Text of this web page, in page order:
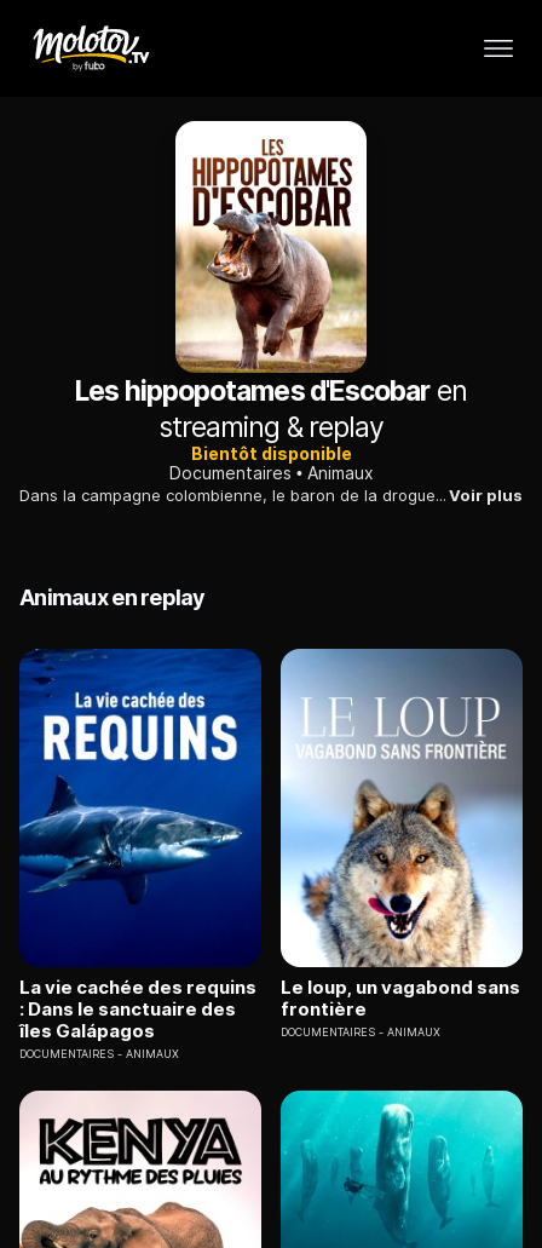
Les hippopotames d'Escobaren
streaming & replay
Bientôt disponible
Documentaires
Animaux
Dans la campagne colombienne, le baron de la drogue Pablo Escobar avait ordonné la capture de quatre hippopotames en Afrique et leur livraison par avion dans son ranch.Voir plus
Animaux en replay
La vie cachée des requins
: Dans le sanctuaire des
îles Galápagos
DOCUMENTAIRES ANIMAUX
Le loup, un vagabond sans
frontière
DOCUMENTAIRES ANIMAUX